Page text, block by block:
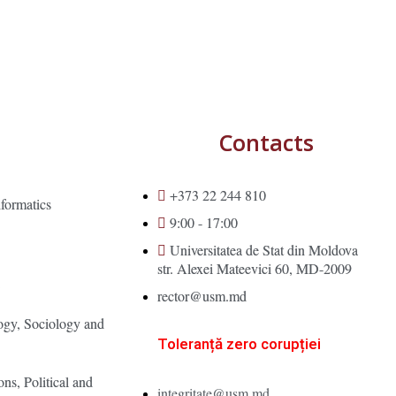
Sociology and
Political and
Contacts
+373 22 244 810
9:00 - 17:00
Universitatea de Stat din Moldova
str. Alexei Mateevici 60, MD-2009
rector@usm.md
Toleranță zero corupției